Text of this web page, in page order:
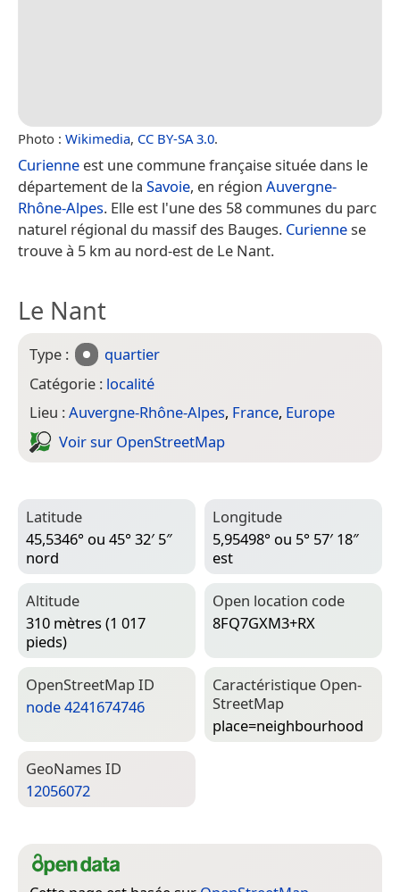
Photo : Wikimedia, CC BY-SA 3.0.
Curienne est une commune française située dans le
département de la Savoie, en région Auvergne-
Rhône-Alpes. Elle est l'une des 58 communes du parc
naturel régional du massif des Bauges. Curiennese
trouve à 5 km au nord-est de Le Nant.
Le Nant
Type :
quartier
Catégorie : localité
Lieu :Auvergne-Rhône-Alpes, France, Europe
Voir sur Open­Street­Map
Latitude
45,5346° ou 45° 32′ 5″
nord
Longitude
5,95498° ou 5° 57′ 18″
est
Altitude
310 mètres (1 017
pieds)
Open location code
8FQ7GXM3+RX
Open­Street­Map ID
node 4241674746
Caractéristique Open­
Street­Map
place=­neighbourhood
Geo­Names ID
12056072